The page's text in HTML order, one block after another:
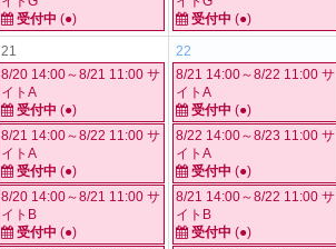
受付中 (●)
受付中 (●)
21
8/20 14:00～8/21 11:00 サ
イトA
受付中 (●)
8/21 14:00～8/22 11:00 サ
イトA
受付中 (●)
8/20 14:00～8/21 11:00 サ
イトB
受付中 (●)
22
8/21 14:00～8/22 11:00 サ
イトA
受付中 (●)
8/22 14:00～8/23 11:00 サ
イトA
受付中 (●)
8/21 14:00～8/22 11:00 サ
イトB
受付中 (●)